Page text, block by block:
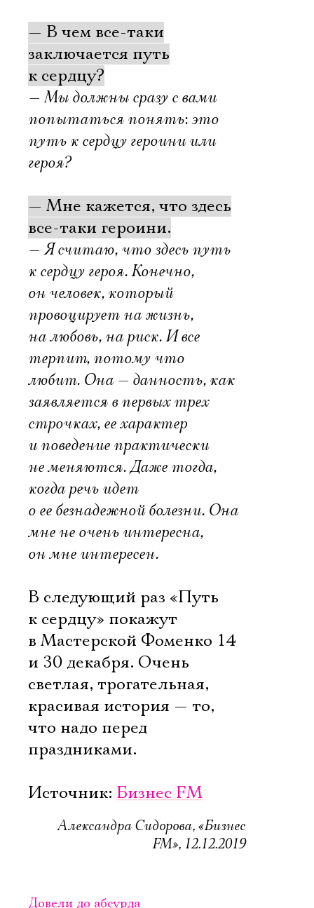
— В чем все-таки
заключается путь
к сердцу?
— Мы должны сразу с вами
попытаться понять: это
путь к сердцу героини или
героя?
— Мне кажется, что здесь
все-таки героини.
— Я считаю, что здесь путь
к сердцу героя. Конечно,
он человек, который
провоцирует на жизнь,
на любовь, на риск. И все
терпит, потому что
любит. Она — данность, как
заявляется в первых трех
строчках, ее характер
и поведение практически
не меняются. Даже тогда,
когда речь идет
о ее безнадежной болезни. Она
мне не очень интересна,
он мне интересен.
В следующий раз «Путь
к сердцу» покажут
в Мастерской Фоменко 14
и 30 декабря. Очень
светлая, трогательная,
красивая история — то,
что надо перед
праздниками.
Источник: Бизнес FM
Александра Сидорова, «Бизнес
FM», 12.12.2019
Довели до абсурда